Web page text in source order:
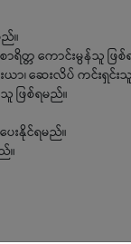
။
ာရိတ္တ ကောင်းမွန်သူ ဖြစ်
ယာ၊ ဆေးလိပ် ကင်းရှင်း
ဖြစ်ရမည်။
ေးနိုင်ရမည်။
။